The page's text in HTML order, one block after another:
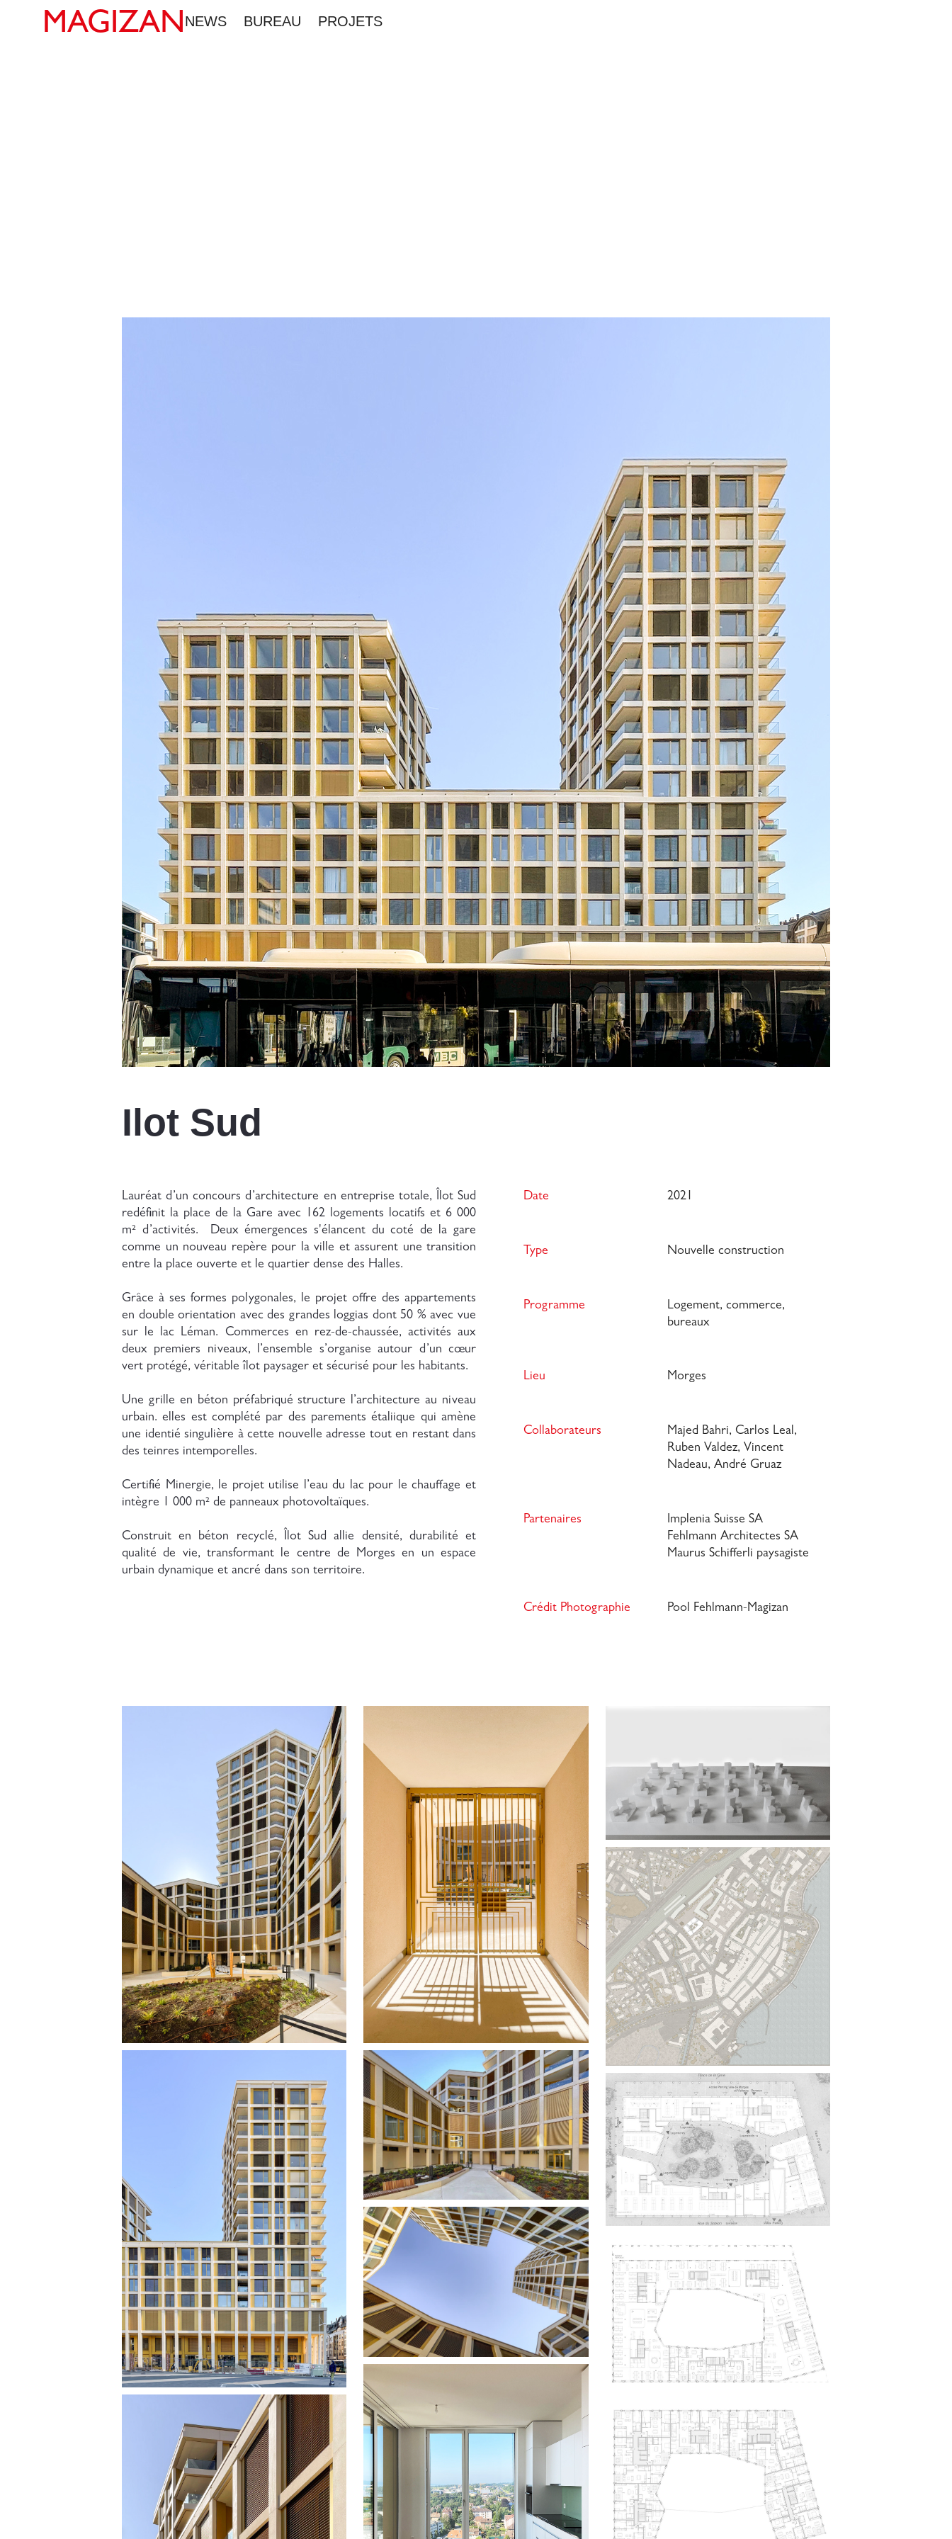
MAGIZANNEWS BUREAU PROJETS
Ilot Sud
Lauréat d’un concours d’architecture en entreprise totale, Îlot Sud
redéfinit la place de la Gare avec 162 logements locatifs et 6 000
m² d’activités. Deux émergences s'élancent du coté de la gare
comme un nouveau repère pour la ville et assurent une transition
entre la place ouverte et le quartier dense des Halles.
Grâce à ses formes polygonales, le projet offre des appartements
en double orientation avec des grandes loggias dont 50 % avec vue
sur le lac Léman. Commerces en rez-de-chaussée, activités aux
deux premiers niveaux, l’ensemble s’organise autour d’un cœur
vert protégé, véritable îlot paysager et sécurisé pour les habitants.
Une grille en béton préfabriqué structure l’architecture au niveau
urbain. elles est complété par des parements étaliique qui amène
une identié singulière à cette nouvelle adresse tout en restant dans
des teinres intemporelles.
Certifié Minergie, le projet utilise l’eau du lac pour le chauffage et
intègre 1 000 m² de panneaux photovoltaïques.
Construit en béton recyclé, Îlot Sud allie densité, durabilité et
qualité de vie, transformant le centre de Morges en un espace
urbain dynamique et ancré dans son territoire.
Date 2021
Type Nouvelle construction
Programme
Logement, commerce,
bureaux
Lieu Morges
Collaborateurs
Majed Bahri, Carlos Leal,
Ruben Valdez, Vincent
Nadeau, André Gruaz
Partenaires
Implenia Suisse SA
Fehlmann Architectes SA
Maurus Schifferli paysagiste
Crédit Photographie Pool Fehlmann-Magizan